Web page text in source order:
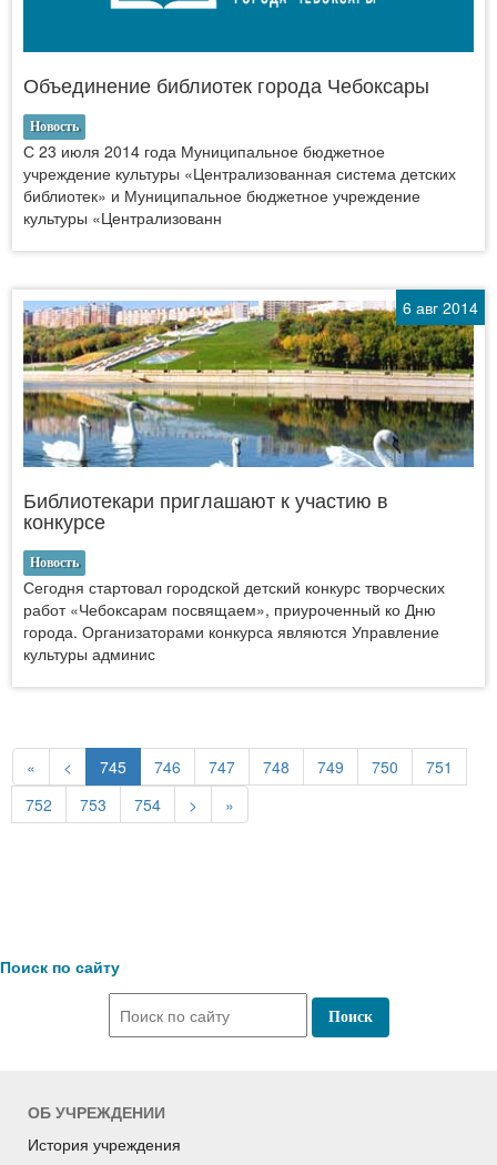
Объединение библиотек города Чебоксары
Новость
С 23 июля 2014 года Муниципальное бюджетное
учреждение культуры «Централизованная система детских
библиотек» и Муниципальное бюджетное учреждение
культуры «Централизованн
6 авг 2014
Библиотекари приглашают к участию в
конкурсе
Новость
Сегодня стартовал городской детский конкурс творческих
работ «Чебоксарам посвящаем», приуроченный ко Дню
города. Организаторами конкурса являются Управление
культуры админис
« < 745 746 747 748 749 750
751
752
753 754 > »
Поиск по сайту
ОБ УЧРЕЖДЕНИИ
История учреждения